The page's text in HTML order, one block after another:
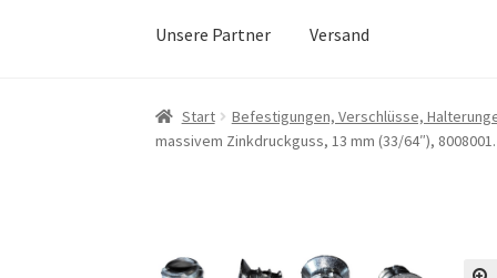
Unsere Partner Versand
Start AGB Datenschutz Impressum Kasse
Start
Befestigungen, Verschlüsse,
massivem Zinkdruckguss, 13 mm (33/64″),